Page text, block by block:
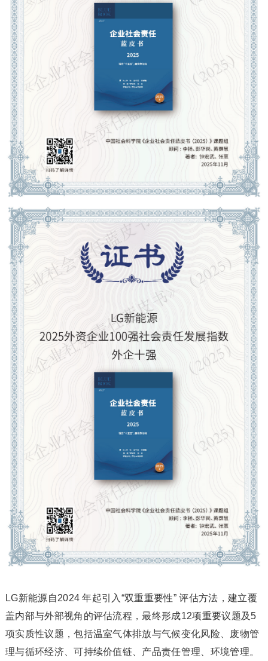
LG新能源自2024 年起引入“双重重要性” 评估方法，建立覆
盖内部与外部视角的评估流程，最终形成12项重要议题及5
项实质性议题，包括温室气体排放与气候变化风险、废物管
理与循环经济、可持续价值链、产品责任管理、环境管理。